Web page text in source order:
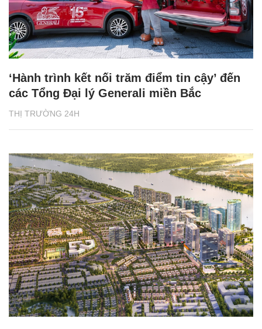
THỊ TRƯỜNG 24H
‘Hành trình kết nối trăm điểm tin cậy’ đến
các Tổng Đại lý Generali miền Bắc